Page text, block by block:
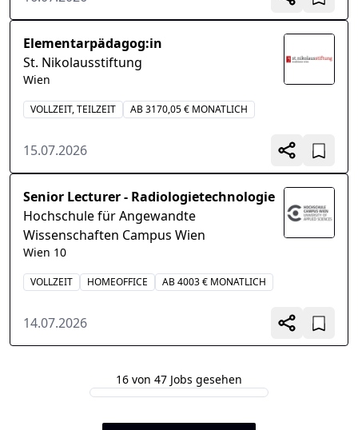
Elementarpädagog:in
St. Nikolausstiftung
Wien
VOLLZEIT, TEILZEIT AB 3170,05 € MONATLICH
15.07.2026
Senior Lecturer - Radiologietechnologie
Hochschule für Angewandte
Wissenschaften Campus Wien
Wien 10
VOLLZEIT HOMEOFFICE AB 4003 € MONATLICH
14.07.2026
16 von 47 Jobs gesehen